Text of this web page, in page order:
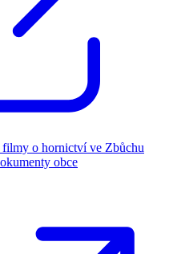
o hornictví ve Zbůchu
obce